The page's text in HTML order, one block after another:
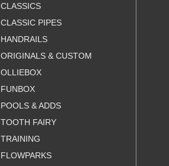
CLASSICS
CLASSIC PIPES
HANDRAILS
ORIGINALS & CUSTOM
OLLIEBOX
FUNBOX
POOLS & ADDS
TOOTH FAIRY
TRAINING
FLOWPARKS